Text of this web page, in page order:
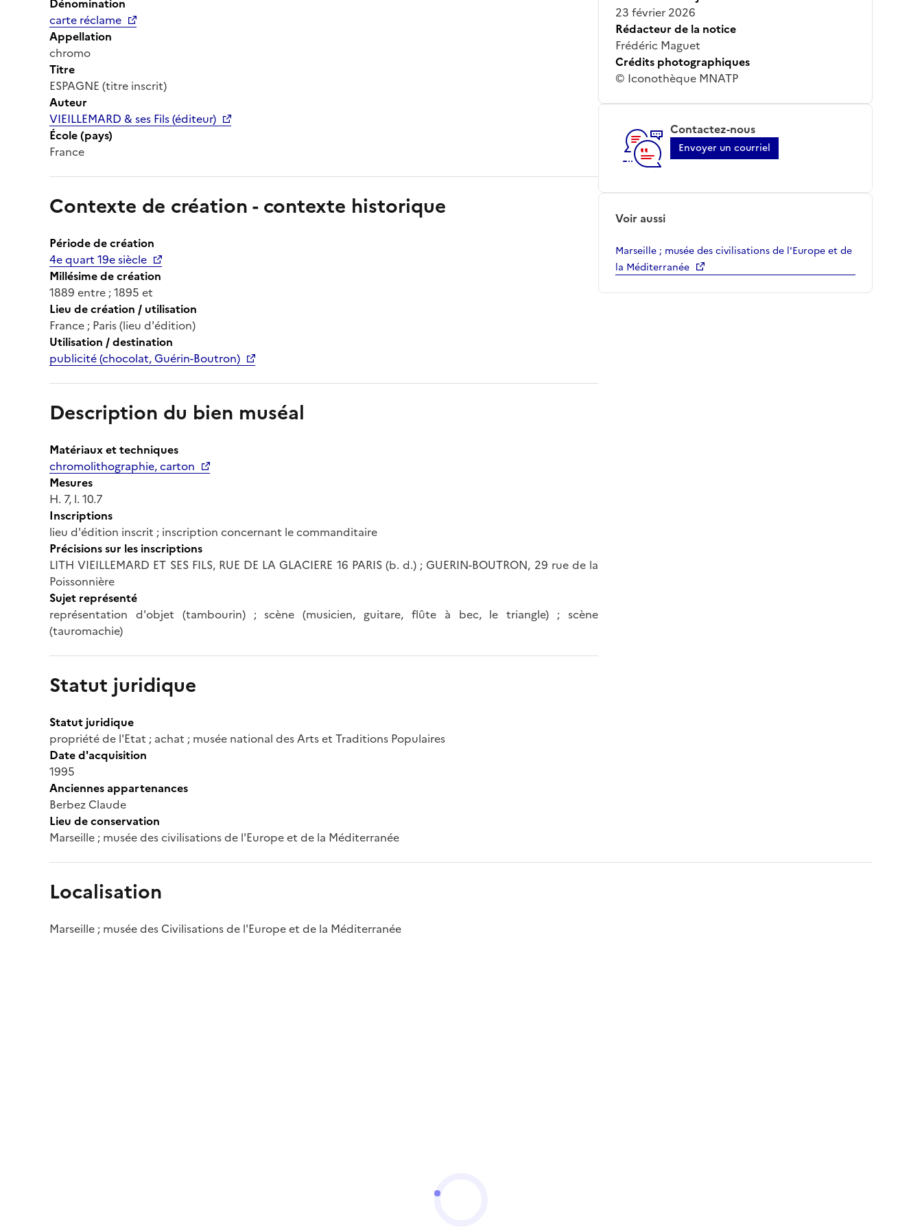
carte réclame
Appellation
chromo
Titre
ESPAGNE (titre inscrit)
Auteur
VIEILLEMARD & ses Fils (éditeur)
École (pays)
France
Contexte de création - contexte historique
Période de création
4e quart 19e siècle
Millésime de création
1889 entre ; 1895 et
Lieu de création / utilisation
France ; Paris (lieu d'édition)
Utilisation / destination
publicité (chocolat, Guérin-Boutron)
Description du bien muséal
Matériaux et techniques
chromolithographie, carton
Mesures
H. 7, l. 10.7
Inscriptions
lieu d'édition inscrit ; inscription concernant le commanditaire
Précisions sur les inscriptions
LITH VIEILLEMARD ET SES FILS, RUE DE LA GLACIERE 16 PARIS (b. d.) ; GUERIN-BOUTRON, 29 rue de la
Poissonnière
Sujet représenté
représentation d'objet (tambourin) ; scène (musicien, guitare, flûte à bec, le triangle) ; scène
(tauromachie)
Statut juridique
Statut juridique
propriété de l'Etat ; achat ; musée national des Arts et Traditions Populaires
Date d'acquisition
1995
Anciennes appartenances
Berbez Claude
Lieu de conservation
Marseille ; musée des civilisations de l'Europe et de la Méditerranée
23 février 2026
Rédacteur de la notice
Frédéric Maguet
Crédits photographiques
© Iconothèque MNATP
Contactez-nous
Envoyer un courriel
Voir aussi
Marseille ; musée des civilisations de l'Europe et de
la Méditerranée
Localisation
Marseille ; musée des Civilisations de l'Europe et de la Méditerranée